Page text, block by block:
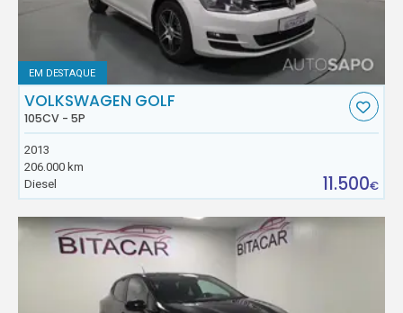
EM DESTAQUE
VOLKSWAGEN GOLF
105CV - 5P
2013
206.000 km
Diesel
11.500€